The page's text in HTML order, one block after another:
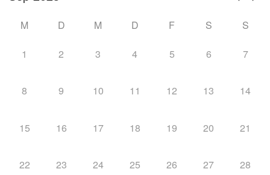
M D M D F S S
1 2 3 4 5 6 7
8 9 10 11 12 13 14
15 16 17 18 19 20 21
22 23 24 25 26 27 28